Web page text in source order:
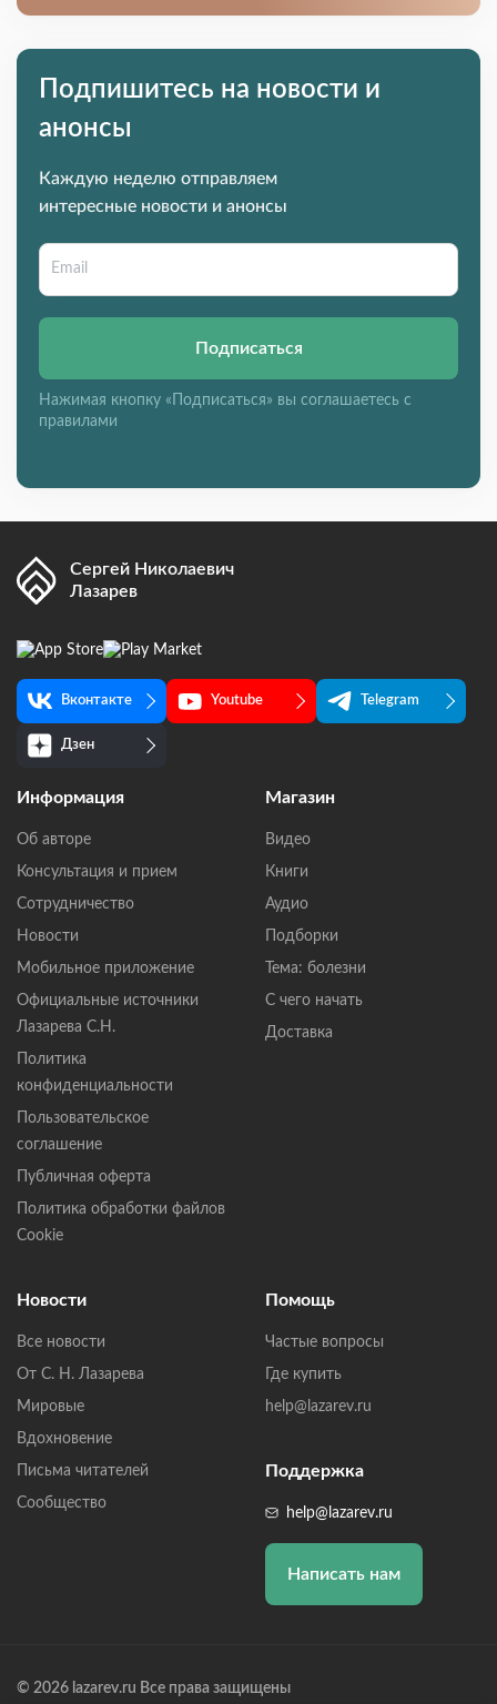
Подпишитесь на новости и
анонсы
Каждую неделю отправляем
интересные новости и анонсы
Подписаться
Нажимая кнопку «Подписаться» вы соглашаетесь с
правилами
Сергей Николаевич
Лазарев
Вконтакте Youtube Telegram
Дзен
Информация
Об авторе
Консультация и прием
Сотрудничество
Новости
Мобильное приложение
Официальные источники
Лазарева С.Н.
Политика
конфиденциальности
Пользовательское
соглашение
Публичная оферта
Политика обработки файлов
Cookie
Магазин
Видео
Книги
Аудио
Подборки
Тема: болезни
С чего начать
Доставка
Новости
Все новости
От С. Н. Лазарева
Мировые
Вдохновение
Письма читателей
Сообщество
Помощь
Частые вопросы
Где купить
help@lazarev.ru
Поддержка
help@lazarev.ru
Написать нам
© 2026 lazarev.ru Все права защищены